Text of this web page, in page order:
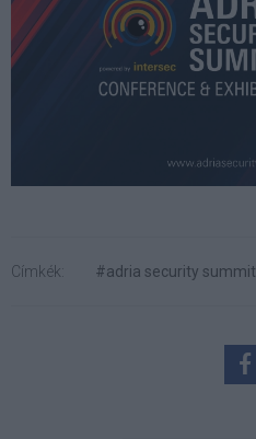
Címkék: #adria security summit